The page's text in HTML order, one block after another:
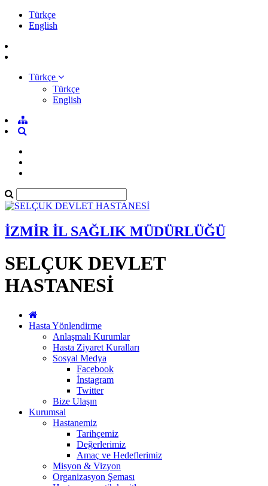
Türkçe
English
Türkçe
Türkçe
English
İZMİR İL SAĞLIK MÜDÜRLÜĞÜ
SELÇUK DEVLET
HASTANESİ
Hasta Yönlendirme
Anlaşmalı Kurumlar
Hasta Ziyaret Kuralları
Sosyal Medya
Facebook
İnstagram
Twitter
Bize Ulaşın
Kurumsal
Hastanemiz
Tarihçemiz
Değerlerimiz
Amaç ve Hedeflerimiz
Misyon & Vizyon
Organizasyon Şeması